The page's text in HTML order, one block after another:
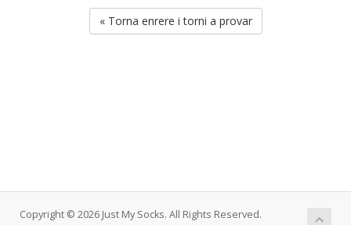
« Torna enrere i torni a provar
Copyright © 2026 Just My Socks. All Rights Reserved.